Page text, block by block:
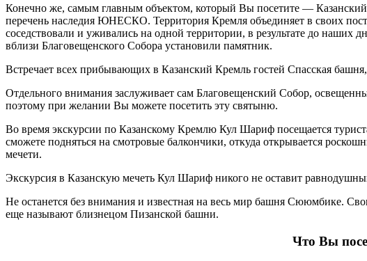
Конечно же, самым главным объектом, который Вы посетите — Казанский
перечень наследия ЮНЕСКО. Территория Кремля объединяет в своих
соседствовали и уживались на одной территории, в результате до
вблизи Благовещенского Собора установили памятник.
Встречает всех прибывающих в Казанский Кремль гостей Спасская башня,
Отдельного внимания заслуживает сам Благовещенский Собор,
поэтому при желании Вы можете посетить эту святыню.
Во время экскурсии по Казанскому Кремлю Кул Шариф посещается
сможете подняться на смотровые балкончики, откуда открывается
мечети.
Экскурсия в Казанскую мечеть Кул Шариф никого не оставит
Не останется без внимания и известная на весь мир башня Сююмбике.
еще называют близнецом Пизанской башни.
Что Вы